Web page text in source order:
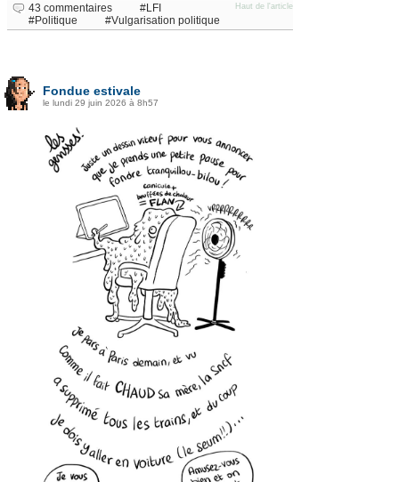
Haut de l'article
43 commentaires
LFI
Politique
Vulgarisation politique
Fondue estivale
le lundi 29 juin 2026 à 8h57